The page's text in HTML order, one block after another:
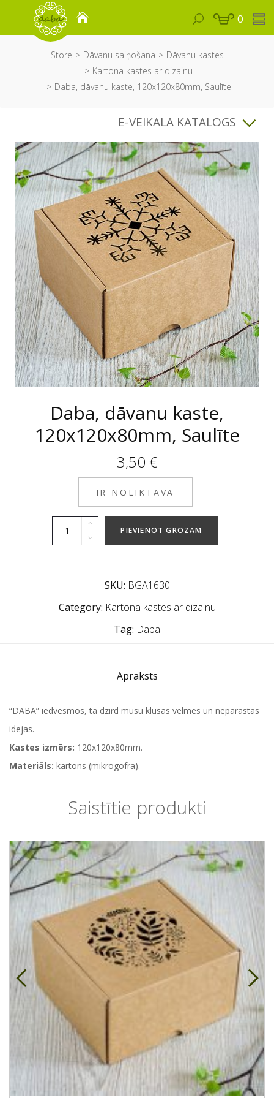
0
Store Dāvanu saiņošana
Dāvanu kastes
Kartona kastes ar dizainu
Daba, dāvanu kaste, 120x120x80mm, Saulīte
E-VEIKALA KATALOGS
Daba, dāvanu kaste,
120x120x80mm, Saulīte
3,50 €
IR NOLIKTAVĀ
PIEVIENOT GROZAM
SKU: BGA1630
Category: Kartona kastes ar dizainu
Tag: Daba
Apraksts
“DABA” iedvesmos, tā dzird mūsu klusās vēlmes un neparastās
idejas.
Kastes izmērs: 120x120x80mm.
Materiāls: kartons (mikrogofra).
Saistītie produkti